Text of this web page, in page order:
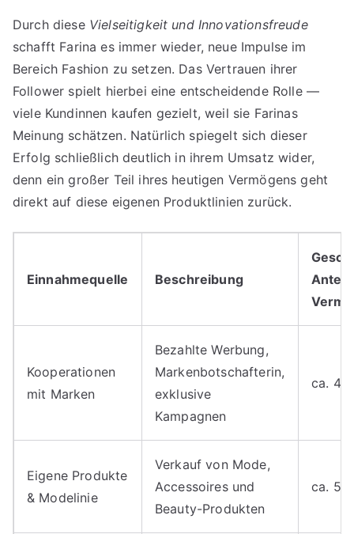
Durch diese Vielseitigkeit und Innovationsfreude
schafft Farina es immer wieder, neue Impulse im
Bereich Fashion zu setzen. Das Vertrauen ihrer
Follower spielt hierbei eine entscheidende Rolle —
viele Kundinnen kaufen gezielt, weil sie Farinas
Meinung schätzen. Natürlich spiegelt sich dieser
Erfolg schließlich deutlich in ihrem Umsatz wider,
denn ein großer Teil ihres heutigen Vermögens geht
direkt auf diese eigenen Produktlinien zurück.
Einnahmequelle Beschreibung
Anteil
Kooperationen
mit Marken
Bezahlte Werbung,
Markenbotschafterin,
exklusive
Kampagnen
ca.
Eigene Produkte
& Modelinie
Verkauf von Mode,
Accessoires und
Beauty-Produkten
ca.